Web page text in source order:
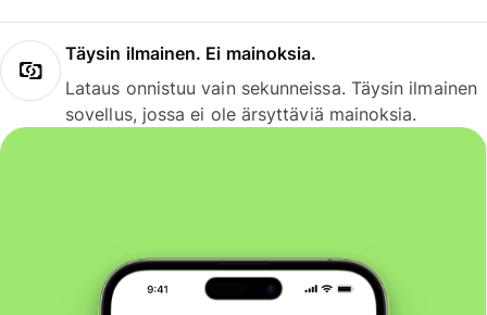
Täysin ilmainen. Ei mainoksia.
Lataus onnistuu vain sekunneissa. Täysin ilmainen
sovellus, jossa ei ole ärsyttäviä mainoksia.